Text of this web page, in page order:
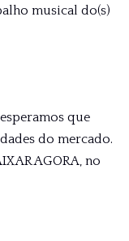
musical do(s)
que
do mercado.
AGORA, no